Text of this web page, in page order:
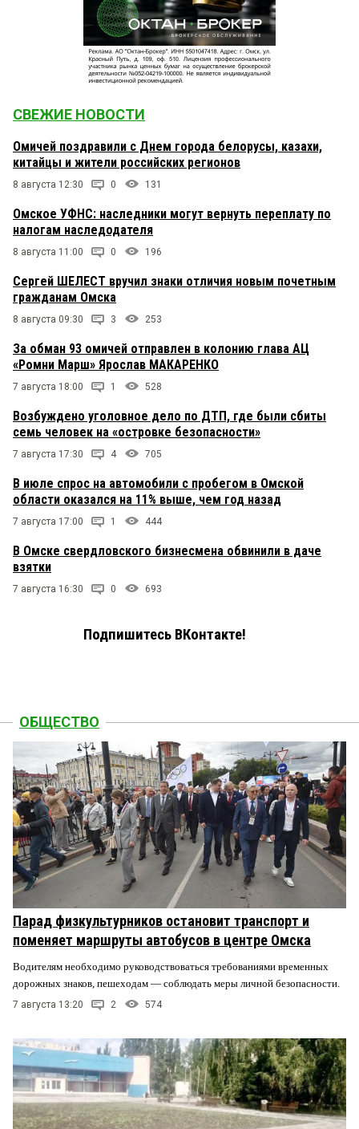
СВЕЖИЕ НОВОСТИ
Омичей поздравили с Днем города белорусы, казахи,
китайцы и жители российских регионов
8 августа 12:30 0 131
Омское УФНС: наследники могут вернуть переплату по
налогам наследодателя
8 августа 11:00 0 196
Сергей ШЕЛЕСТ вручил знаки отличия новым почетным
гражданам Омска
8 августа 09:30 3 253
За обман 93 омичей отправлен в колонию глава АЦ
«Ромни Марш» Ярослав МАКАРЕНКО
7 августа 18:00 1 528
Возбуждено уголовное дело по ДТП, где были сбиты
семь человек на «островке безопасности»
7 августа 17:30 4 705
В июле спрос на автомобили с пробегом в Омской
области оказался на 11% выше, чем год назад
7 августа 17:00 1 444
В Омске свердловского бизнесмена обвинили в даче
взятки
7 августа 16:30 0 693
Подпишитесь ВКонтакте!
ОБЩЕСТВО
Парад физкультурников остановит транспорт и
поменяет маршруты автобусов в центре Омска
Водителям необходимо руководствоваться требованиями временных
дорожных знаков, пешеходам — соблюдать меры личной безопасности.
7 августа 13:20 2 574